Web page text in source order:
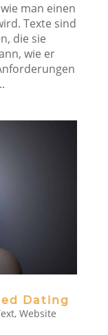
man einen
Texte sind
die sie
wie er
Dating
, Website